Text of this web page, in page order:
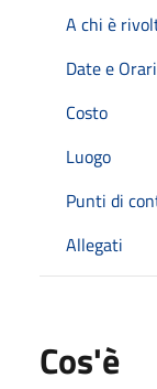
A chi è
Date e Orari
Costo
Luogo
Punti di
Allegati
Cos'è